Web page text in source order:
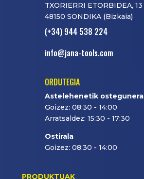
TXORIERRI ETORBIDEA, 13
48150 SONDIKA (Bizkaia)
(+34) 944 538 224
info@jana-tools.com
ORDUTEGIA
Astelehenetik ostegunera
Goizez: 08:30 - 14:00
Arratsaldez: 15:30 - 17:30
Ostirala
Goizez: 08:30 - 14:00
PRODUKTUAK